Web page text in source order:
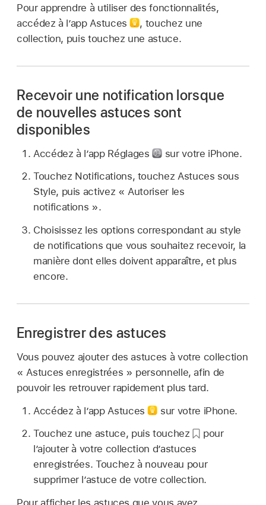
Pour apprendre à utiliser des fonctionnalités,
accédez à l’app Astuces
, touchez une
collection, puis touchez une astuce.
Recevoir une notification lorsque
de nouvelles astuces sont
disponibles
Accédez à l’app Réglages
sur votre iPhone.
Touchez Notifications, touchez Astuces sous
Style, puis activez « Autoriser les
notifications ».
Choisissez les options correspondant au style
de notifications que vous souhaitez recevoir, la
manière dont elles doivent apparaître, et plus
encore.
Enregistrer des astuces
Vous pouvez ajouter des astuces à votre collection
« Astuces enregistrées » personnelle, afin de
pouvoir les retrouver rapidement plus tard.
Accédez à l’app Astuces
sur votre iPhone.
Touchez une astuce, puis touchez
pour
l’ajouter à votre collection d’astuces
enregistrées. Touchez à nouveau pour
supprimer l’astuce de votre collection.